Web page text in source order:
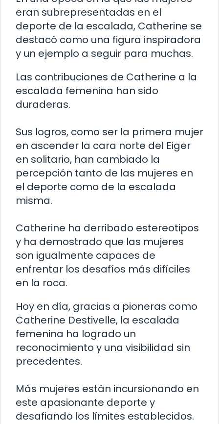
eran subrepresentadas en el
deporte de la escalada, Catherine se
destacó como una figura inspiradora
y un ejemplo a seguir para muchas.
Las contribuciones de Catherine a la
escalada femenina han sido
duraderas.
Sus logros, como ser la primera mujer
en ascender la cara norte del Eiger
en solitario, han cambiado la
percepción tanto de las mujeres en
el deporte como de la escalada
misma.
Catherine ha derribado estereotipos
y ha demostrado que las mujeres
son igualmente capaces de
enfrentar los desafíos más difíciles
en la roca.
Hoy en día, gracias a pioneras como
Catherine Destivelle, la escalada
femenina ha logrado un
reconocimiento y una visibilidad sin
precedentes.
Más mujeres están incursionando en
este apasionante deporte y
desafiando los límites establecidos.